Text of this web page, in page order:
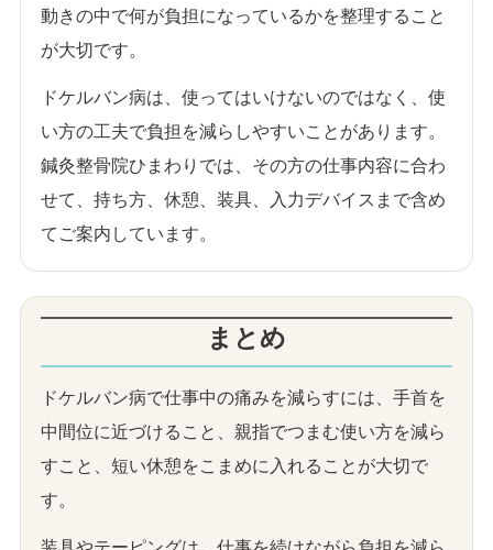
動きの中で何が負担になっているかを整理すること
が大切です。
ドケルバン病は、使ってはいけないのではなく、使
い方の工夫で負担を減らしやすいことがあります。
鍼灸整骨院ひまわりでは、その方の仕事内容に合わ
せて、持ち方、休憩、装具、入力デバイスまで含め
てご案内しています。
まとめ
ドケルバン病で仕事中の痛みを減らすには、手首を
中間位に近づけること、親指でつまむ使い方を減ら
すこと、短い休憩をこまめに入れることが大切で
す。